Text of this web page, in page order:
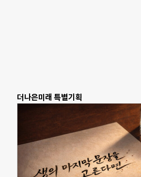
더나은미래 특별기획